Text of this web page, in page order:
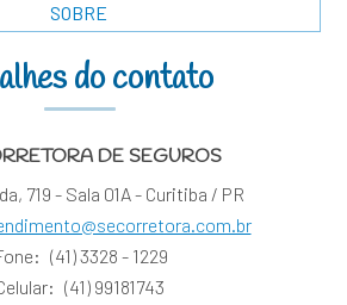
SOBRE
do contato
DE SEGUROS
719 - Sala 01A - Curitiba / PR
(41) 3328 - 1229
(41) 99181743